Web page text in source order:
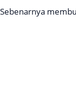
Sebenarnya